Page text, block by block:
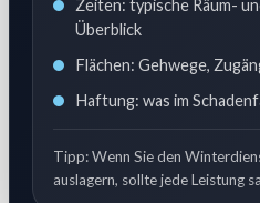
Zeiten: typische Räum-
Überblick
Flächen: Gehwege,
Haftung: was im
Tipp: Wenn Sie den
auslagern, sollte jede Leistung